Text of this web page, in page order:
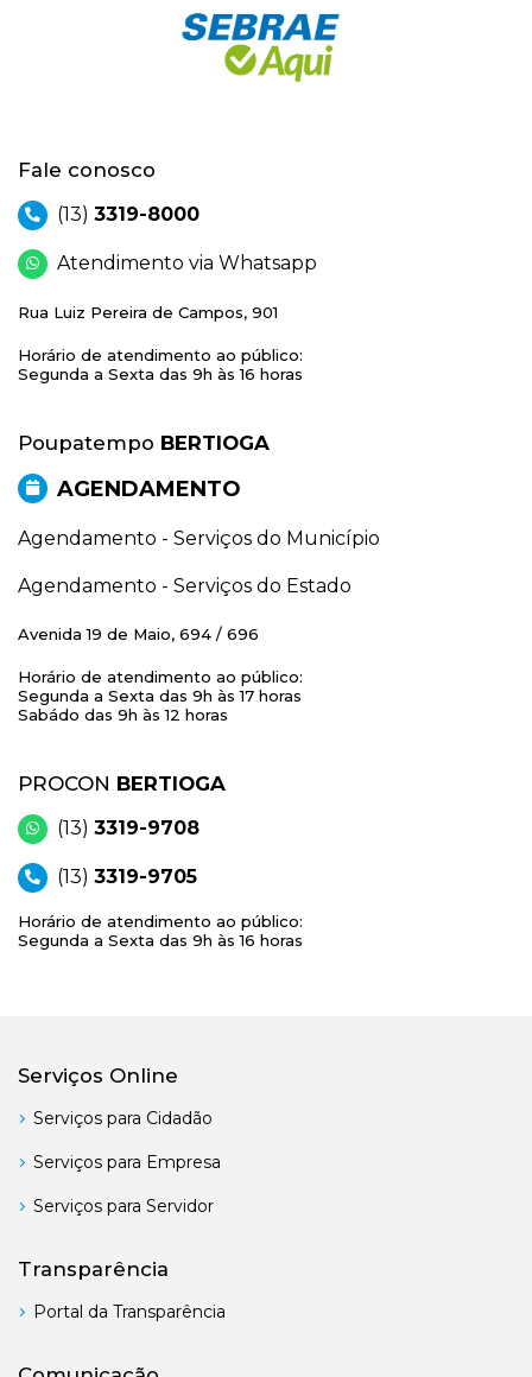
Fale conosco
(13) 3319-8000
Atendimento via Whatsapp
Rua Luiz Pereira de Campos, 901
Horário de atendimento ao público:
Segunda a Sexta das 9h às 16 horas
Poupatempo BERTIOGA
AGENDAMENTO
Agendamento - Serviços do Município
Agendamento - Serviços do Estado
Avenida 19 de Maio, 694 / 696
Horário de atendimento ao público:
Segunda a Sexta das 9h às 17 horas
Sabádo das 9h às 12 horas
PROCON BERTIOGA
(13) 3319-9708
(13) 3319-9705
Horário de atendimento ao público:
Segunda a Sexta das 9h às 16 horas
Serviços Online
Serviços para Cidadão
Serviços para Empresa
Serviços para Servidor
Transparência
Portal da Transparência